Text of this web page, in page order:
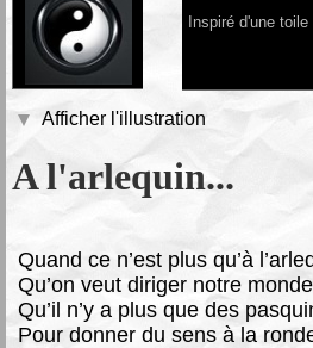
Inspiré d'une
Afficher l'illustration
A l'arlequin...
Quand ce n’est plus qu’à
Qu’on veut diriger notre
Qu’il n’y a plus que des
Pour donner du sens à la